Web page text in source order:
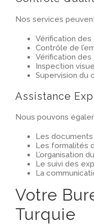
Nos services
Vérification des
Contrôle de
Vérification
Inspection
Supervision du
Assistance
Nous pouvons
Les documents
Les formalités
L’organisation
Le suivi des
La
Votre
Turquie